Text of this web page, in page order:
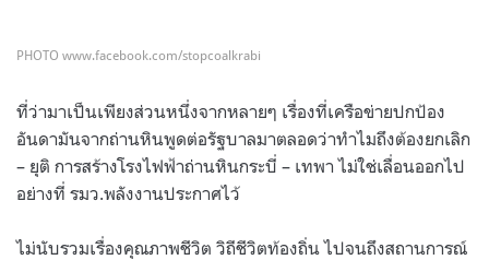
PHOTO www.facebook.com/stopcoalkrabi
ที่ว่ามาเป็นเพียงส่วนหนึ่งจากหลายๆ เรื่องที่เครือข่ายปกป้อง
อันดามันจากถ่านหินพูดต่อรัฐบาลมาตลอดว่าทำไมถึงต้องยกเลิก
– ยุติ การสร้างโรงไฟฟ้าถ่านหินกระบี่ – เทพา ไม่ใช่เลื่อนออกไป
อย่างที่ รมว.พลังงานประกาศไว้
ไม่นับรวมเรื่องคุณภาพชีวิต วิถีชีวิตท้องถิ่น ไปจนถึงสถานการณ์